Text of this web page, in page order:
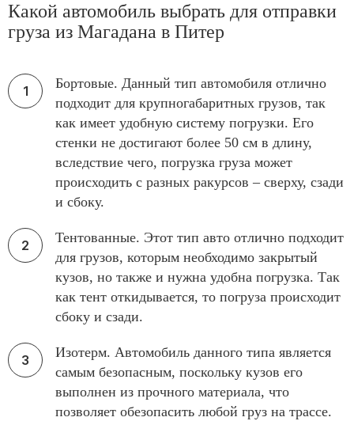
Какой автомобиль выбрать для отправки
груза из Магадана в Питер
Бортовые. Данный тип автомобиля отлично
подходит для крупногабаритных грузов, так
как имеет удобную систему погрузки. Его
стенки не достигают более 50 см в длину,
вследствие чего, погрузка груза может
происходить с разных ракурсов – сверху, сзади
и сбоку.
Тентованные. Этот тип авто отлично подходит
для грузов, которым необходимо закрытый
кузов, но также и нужна удобна погрузка. Так
как тент откидывается, то погруза происходит
сбоку и сзади.
Изотерм. Автомобиль данного типа является
самым безопасным, поскольку кузов его
выполнен из прочного материала, что
позволяет обезопасить любой груз на трассе.